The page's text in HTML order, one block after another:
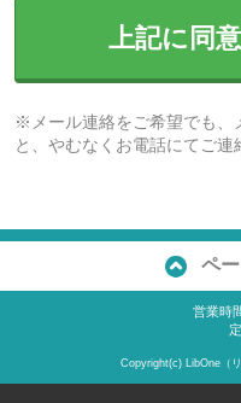
上記に同
※メール連絡をご希望でも、
と、やむなくお電話にてご連
ペ
営業時
Copyright(c) LibOne（